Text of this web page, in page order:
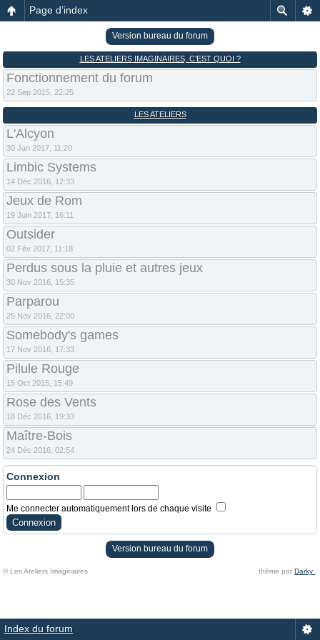
Page d’index
Version bureau du forum
LES ATELIERS IMAGINAIRES, C’EST QUOI ?
Fonctionnement du forum
22 Sep 2015, 22:25
LES ATELIERS
L'Alcyon
30 Jan 2017, 11:20
Limbic Systems
14 Déc 2016, 12:33
Jeux de Rom
19 Juin 2017, 16:11
Outsider
02 Fév 2017, 11:18
Perdus sous la pluie et autres jeux
30 Nov 2016, 15:35
Parparou
25 Nov 2016, 22:00
Somebody's games
17 Nov 2016, 17:33
Pilule Rouge
15 Oct 2015, 15:49
Rose des Vents
18 Déc 2016, 19:33
Maître-Bois
24 Déc 2016, 02:54
Connexion
Me connecter automatiquement lors de chaque visite
Version bureau du forum
© Les Ateliers Imaginaires thème par Darky
Index du forum